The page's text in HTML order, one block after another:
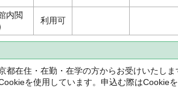
内閲
利用可
都在住・在勤・在学の方からお受けいたしま
を使用しています。申込む際はCookie